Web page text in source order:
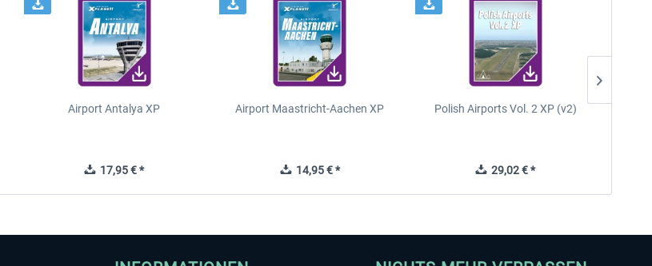
Airport Antalya XP
17,95 € *
Airport Maastricht-Aachen XP
14,95 € *
Polish Airports Vol. 2 XP (v2)
29,02 € *